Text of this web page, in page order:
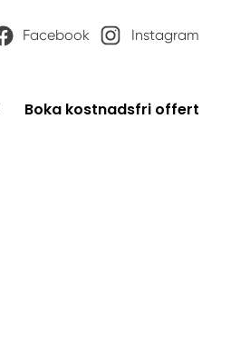
Facebook Instagram
Boka kostnadsfri offert